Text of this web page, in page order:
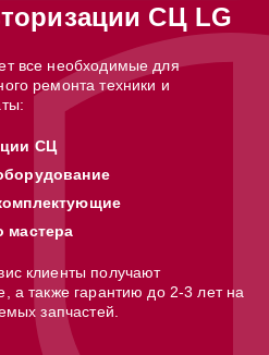
СЦ LG
все необходимые для
ремонта техники и
СЦ
мастера
клиенты получают
а также гарантию до 2-3 лет на
запчастей.